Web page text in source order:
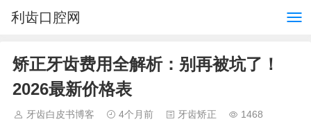
利齿口腔网
矫正牙齿费用全解析：别再被坑了！
2026最新价格表
牙齿白皮书博客 4个月前 牙齿矫正 1468